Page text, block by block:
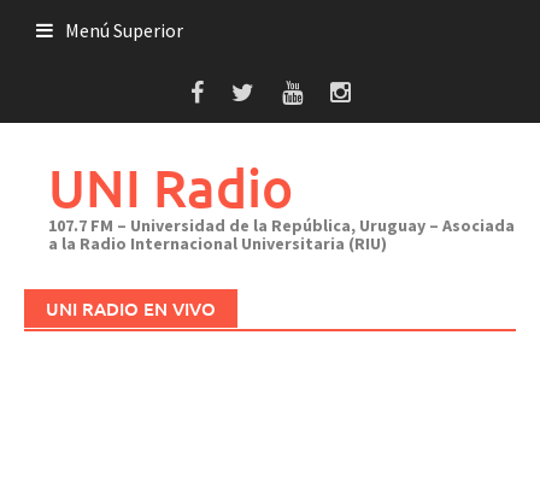
Menú Superior
UNI Radio
107.7 FM – Universidad de la República, Uruguay – Asociada
a la Radio Internacional Universitaria (RIU)
UNI RADIO EN VIVO